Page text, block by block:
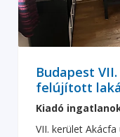
Budapest
felújított
Kiadó
VII. kerület